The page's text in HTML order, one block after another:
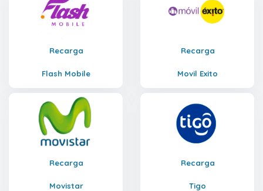
Recarga
Flash Mobile
Recarga
Movil Exito
Recarga
Movistar
Recarga
Tigo